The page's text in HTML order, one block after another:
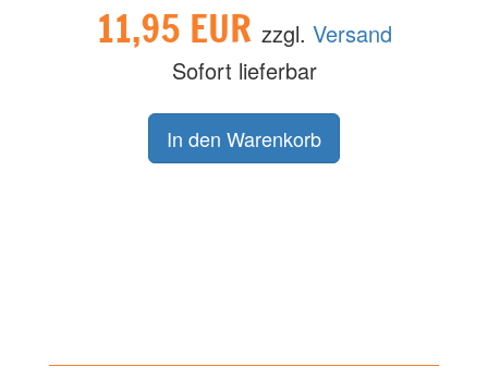
11,95 EUR zzgl. Versand
Sofort lieferbar